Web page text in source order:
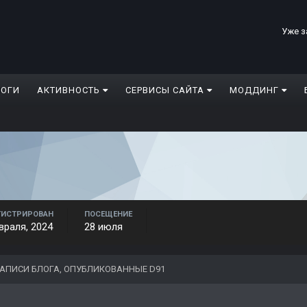
Уже
АКТИВНОСТЬ СЕРВИСЫ САЙТА МОДДИНГ
2024
ПОСЕЩЕНИЕ
28 июля
БЛОГА, ОПУБЛИКОВАННЫЕ D91